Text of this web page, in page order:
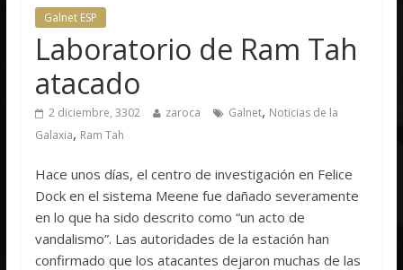
Galnet ESP
Laboratorio de Ram Tah
atacado
2 diciembre, 3302 zaroca Galnet, Noticias de la
Galaxia, Ram Tah
Hace unos días, el centro de investigación en Felice
Dock en el sistema Meene fue dañado severamente
en lo que ha sido descrito como “un acto de
vandalismo”. Las autoridades de la estación han
confirmado que los atacantes dejaron muchas de las